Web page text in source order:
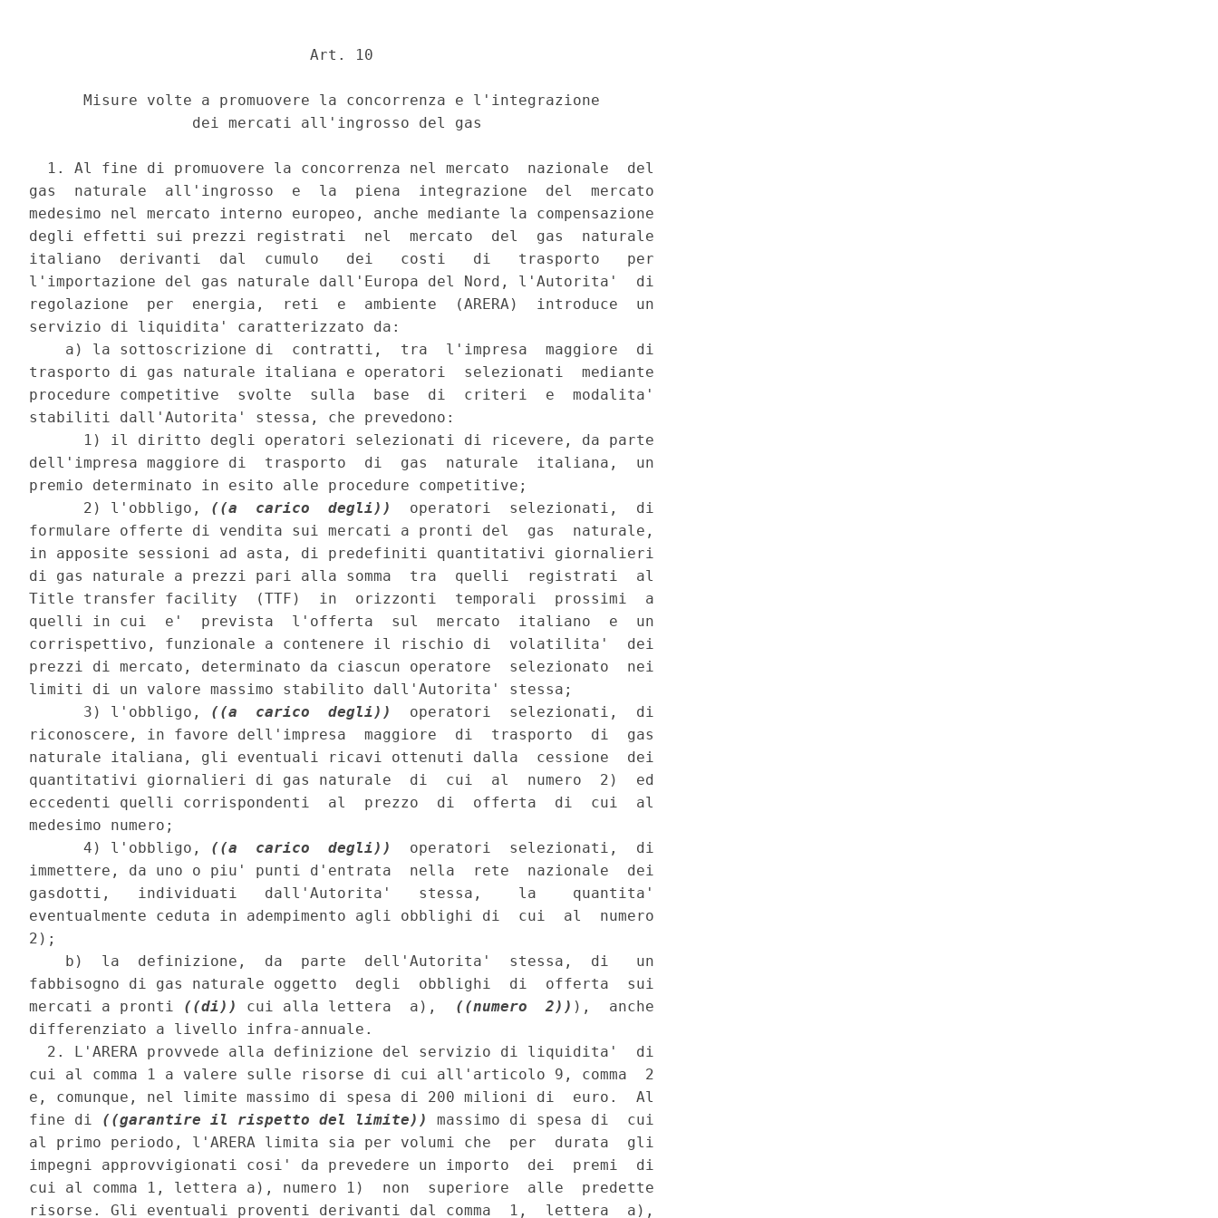
                               Art. 10
      Misure volte a promuovere la concorrenza e l'integrazione
                  dei mercati all'ingrosso del gas
  1. Al fine di promuovere la concorrenza nel mercato  nazionale  del
gas  naturale  all'ingrosso  e  la  piena  integrazione  del  mercato
medesimo nel mercato interno europeo, anche mediante la compensazione
degli effetti sui prezzi registrati  nel  mercato  del  gas  naturale
italiano  derivanti  dal  cumulo   dei   costi   di   trasporto   per
l'importazione del gas naturale dall'Europa del Nord, l'Autorita'  di
regolazione  per  energia,  reti  e  ambiente  (ARERA)  introduce  un
servizio di liquidita' caratterizzato da:
    a) la sottoscrizione di  contratti,  tra  l'impresa  maggiore  di
trasporto di gas naturale italiana e operatori  selezionati  mediante
procedure competitive  svolte  sulla  base  di  criteri  e  modalita'
stabiliti dall'Autorita' stessa, che prevedono:
      1) il diritto degli operatori selezionati di ricevere, da parte
dell'impresa maggiore di  trasporto  di  gas  naturale  italiana,  un
premio determinato in esito alle procedure competitive;
      2) l'obbligo,
((a  carico  degli))
  operatori  selezionati,  di
formulare offerte di vendita sui mercati a pronti del  gas  naturale,
in apposite sessioni ad asta, di predefiniti quantitativi giornalieri
di gas naturale a prezzi pari alla somma  tra  quelli  registrati  al
Title transfer facility  (TTF)  in  orizzonti  temporali  prossimi  a
quelli in cui  e'  prevista  l'offerta  sul  mercato  italiano  e  un
corrispettivo, funzionale a contenere il rischio di  volatilita'  dei
prezzi di mercato, determinato da ciascun operatore  selezionato  nei
limiti di un valore massimo stabilito dall'Autorita' stessa;
      3) l'obbligo,
((a  carico  degli))
  operatori  selezionati,  di
riconoscere, in favore dell'impresa  maggiore  di  trasporto  di  gas
naturale italiana, gli eventuali ricavi ottenuti dalla  cessione  dei
quantitativi giornalieri di gas naturale  di  cui  al  numero  2)  ed
eccedenti quelli corrispondenti  al  prezzo  di  offerta  di  cui  al
medesimo numero;
      4) l'obbligo,
((a  carico  degli))
  operatori  selezionati,  di
immettere, da uno o piu' punti d'entrata  nella  rete  nazionale  dei
gasdotti,   individuati   dall'Autorita'   stessa,    la    quantita'
eventualmente ceduta in adempimento agli obblighi di  cui  al  numero
2);
    b)  la  definizione,  da  parte  dell'Autorita'  stessa,  di   un
fabbisogno di gas naturale oggetto  degli  obblighi  di  offerta  sui
mercati a pronti ((di)) cui alla lettera  a), ((numero  2)) ),  anche
differenziato a livello infra-annuale.
  2. L'ARERA provvede alla definizione del servizio di liquidita'  di
cui al comma 1 a valere sulle risorse di cui all'articolo 9, comma  2
e, comunque, nel limite massimo di spesa di 200 milioni di  euro.  Al
fine di ((garantire il rispetto del limite))
massimo di spesa di  cui
al primo periodo, l'ARERA limita sia per volumi che  per  durata  gli
impegni approvvigionati cosi' da prevedere un importo  dei  premi  di
cui al comma 1, lettera a), numero 1)  non  superiore  alle  predette
risorse. Gli eventuali proventi derivanti dal comma  1,  lettera  a),